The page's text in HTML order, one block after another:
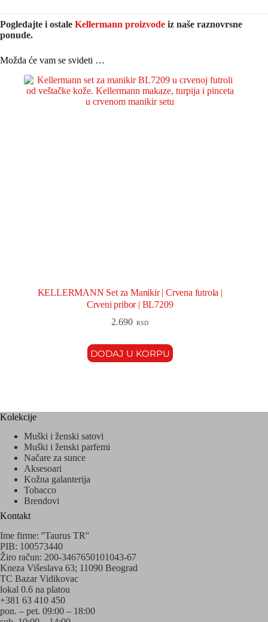
Pogledajte i ostale Kellermann proizvode iz naše raznovrsne
ponude.
Možda će vam se svideti …
KELLERMANN Set za Manikir | Crvena futrola |
Crveni pribor | BL7209
2.690 RSD
DODAJ U KORPU
Kolekcije
Muški i ženski satovi
Muški i ženski parfemi
Načare za sunce
Aksesoari
Kožna galanterija
Tobacco
Brendovi
Kontakt
Ime firme: ''Taurus TR''
PIB: 100573440
Žiro račun: 200-3467650101043-67
Kneza Višeslava 63; 11090 Beograd
TC Bazar Vidikovac
lokal 0.6 na platou
+381 63 410 450
pon. – pet. 09:00 – 18:00